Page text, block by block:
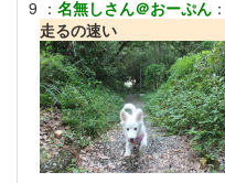
9 ： 名無しさん＠おーぷん ：
走るの速い